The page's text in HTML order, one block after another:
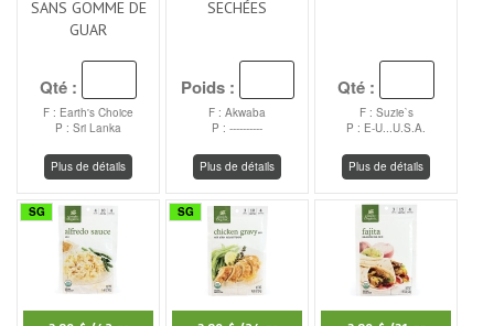
SANS GOMME DE
GUAR
Qté :
F : Earth's Choice
P : Sri Lanka
Plus de détails
SECHÉES
Poids :
F : Akwaba
P : ----------
Plus de détails
Qté :
F : Suzie`s
P : E-U...U.S.A.
Plus de détails
SG SG